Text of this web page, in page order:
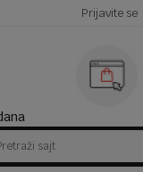
PLAĆANJEPrijavite se
sajt